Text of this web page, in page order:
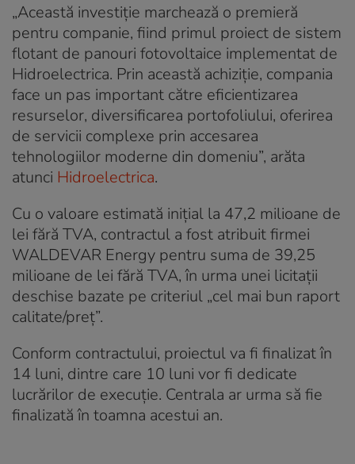
„Această investiție marchează o premieră
pentru companie, fiind primul proiect de sistem
flotant de panouri fotovoltaice implementat de
Hidroelectrica. Prin această achiziție, compania
face un pas important către eficientizarea
resurselor, diversificarea portofoliului, oferirea
de servicii complexe prin accesarea
tehnologiilor moderne din domeniu”, arăta
atunci Hidroelectrica.
Cu o valoare estimată inițial la 47,2 milioane de
lei fără TVA, contractul a fost atribuit firmei
WALDEVAR Energy pentru suma de 39,25
milioane de lei fără TVA, în urma unei licitații
deschise bazate pe criteriul „cel mai bun raport
calitate/preț”.
Conform contractului, proiectul va fi finalizat în
14 luni, dintre care 10 luni vor fi dedicate
lucrărilor de execuție. Centrala ar urma să fie
finalizată în toamna acestui an.